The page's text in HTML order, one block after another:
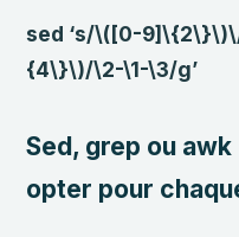
sed ‘s/\([0-
{4\}\)/\2-\1-\3/g’
Sed, grep ou
opter pour